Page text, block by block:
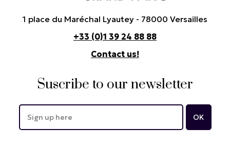
1 place du Maréchal Lyautey - 78000 Versailles
+33 (0)1 39 24 88 88
Contact us!
Suscribe to our newsletter